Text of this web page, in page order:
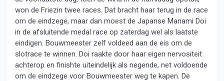
won de Friezin twee races. Dat bracht haar terug in de race
om de eindzege, maar dan moest de Japanse Manami Doi
in de afsluitende medal race op zaterdag wel als laatste
eindigen. Bouwmeester zelf voldeed aan de eis om de
slotrace te winnen. Doi raakte door haar eigen nervositeit
achterop en finishte uiteindelijk als negende, net voldoende
om de eindzege voor Bouwmeester weg te kapen. De